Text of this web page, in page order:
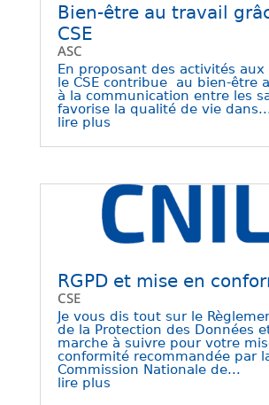
Bien-être au travail
CSE
ASC
En proposant des activités aux
le CSE contribue au bien-être
à la communication entre les
favorise la qualité de vie
lire plus
RGPD et mise en
CSE
Je vous dis tout sur le
de la Protection des Données
marche à suivre pour votre
conformité recommandée par
Commission Nationale de...
lire plus